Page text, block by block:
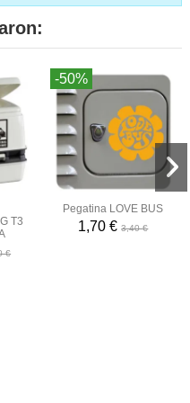
T3
€
-50%
Pegatina LOVE BUS
1,70 €3,40 €